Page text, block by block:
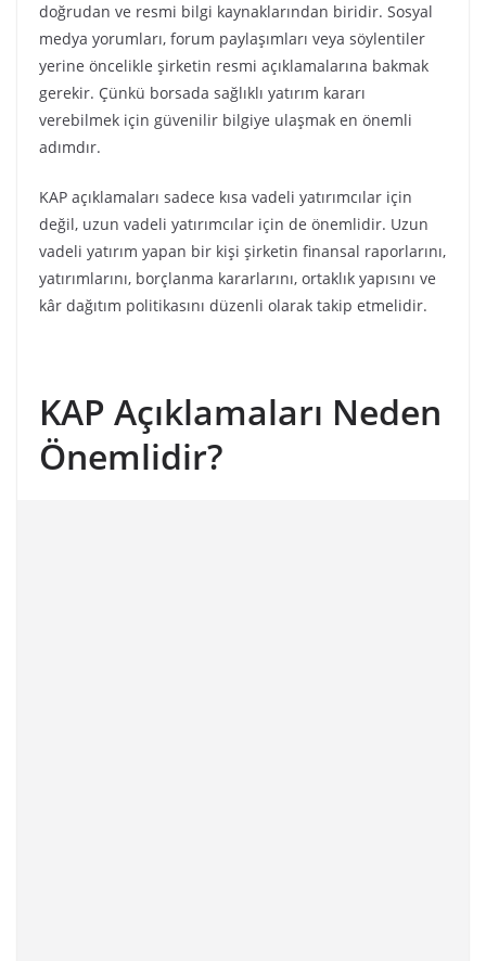
doğrudan ve resmi bilgi kaynaklarından biridir. Sosyal
medya yorumları, forum paylaşımları veya söylentiler
yerine öncelikle şirketin resmi açıklamalarına bakmak
gerekir. Çünkü borsada sağlıklı yatırım kararı
verebilmek için güvenilir bilgiye ulaşmak en önemli
adımdır.
KAP açıklamaları sadece kısa vadeli yatırımcılar için
değil, uzun vadeli yatırımcılar için de önemlidir. Uzun
vadeli yatırım yapan bir kişi şirketin finansal raporlarını,
yatırımlarını, borçlanma kararlarını, ortaklık yapısını ve
kâr dağıtım politikasını düzenli olarak takip etmelidir.
KAP Açıklamaları Neden
Önemlidir?